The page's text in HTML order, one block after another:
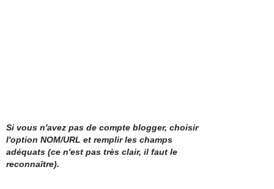
Si vous n'avez pas de compte blogger, choisir
l'option NOM/URL et remplir les champs
adéquats (ce n'est pas très clair, il faut le
reconnaître).